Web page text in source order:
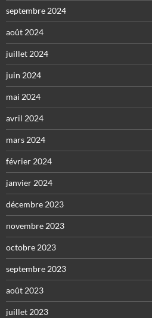
septembre 2024
août 2024
juillet 2024
juin 2024
mai 2024
avril 2024
mars 2024
février 2024
janvier 2024
décembre 2023
novembre 2023
octobre 2023
septembre 2023
août 2023
juillet 2023